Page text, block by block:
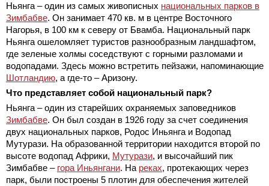
Ньянга – один из самых живописных национальных парков в
Зимбабве. Он занимает 470 кв. м в центре Восточного
Нагорья, в 100 км к северу от Бвамба. Национальный парк
Ньянга ошеломляет туристов разнообразным ландшафтом,
где зеленые холмы соседствуют с горными разломами и
водопадами. Здесь можно встретить пейзажи, напоминающие
Шотландию, а где-то – Аризону.
Что представляет собой национальный парк?
Ньянга – один из старейших охраняемых заповедников
Зимбабве. Он был создан в 1926 году за счет соединения
двух национальных парков, Родос Иньянга и Водопад
Мутурази. На образованной территории находится второй по
высоте водопад Африки, Мутурази, и высочайший пик
Зимбабве – гора Иньянгани. На реках, протекающих через
парк, были построены 5 плотин для обеспечения жителей